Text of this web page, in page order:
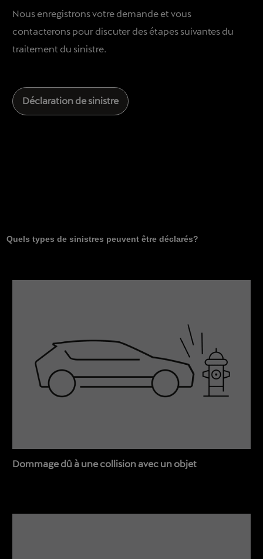
Nous enregistrons votre demande et vous
contacterons pour discuter des étapes suivantes du
traitement du sinistre.
Déclaration de sinistre
Quels types de sinistres peuvent être déclarés?
Dommage dû à une collision avec un objet